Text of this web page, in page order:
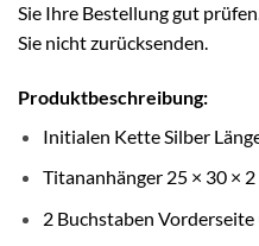
Sie Ihre Bestellung gut
Sie nicht zurücksenden.
Produktbeschreibung:
Initialen Kette Silber
Titananhänger 25 × 30 × 2
2 Buchstaben